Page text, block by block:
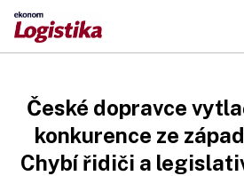
České dopravce
konkurence ze
Chybí řidiči a